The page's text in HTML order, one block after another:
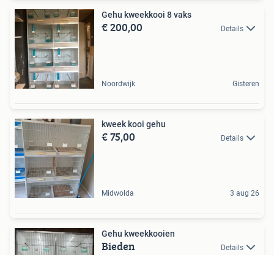
Gehu kweekkooi 8 vaks
€ 200,00 Details
Noordwijk Gisteren
kweek kooi gehu
€ 75,00 Details
Midwolda 3 aug 26
Gehu kweekkooien
Bieden Details